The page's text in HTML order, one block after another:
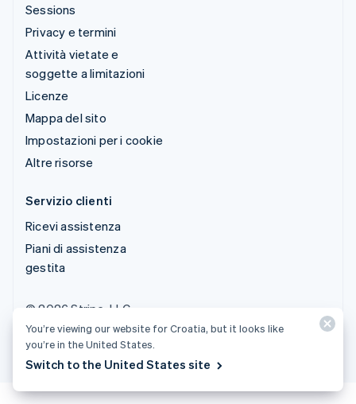
Sessions
Privacy e termini
Attività vietate e
soggette a limitazioni
Licenze
Mappa del sito
Impostazioni per i cookie
Altre risorse
Servizio clienti
Ricevi assistenza
Piani di assistenza
gestita
© 2026 Stripe, LLC
You’re viewing our website for Croatia, but it looks like
you’re in the United States.
Switch to the United States site